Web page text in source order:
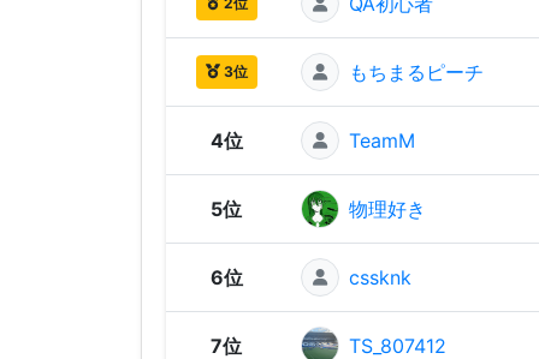
3位 もちまるピーチ
4位 TeamM
5位 物理好き
6位 cssknk
7位 TS_807412